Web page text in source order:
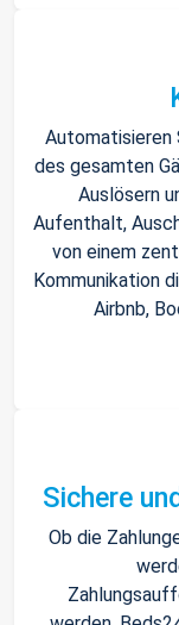
Automatisieren
des gesamten
Auslösern
Aufenthalt,
von einem
Kommunikation
Airbnb,
Sichere
Ob die